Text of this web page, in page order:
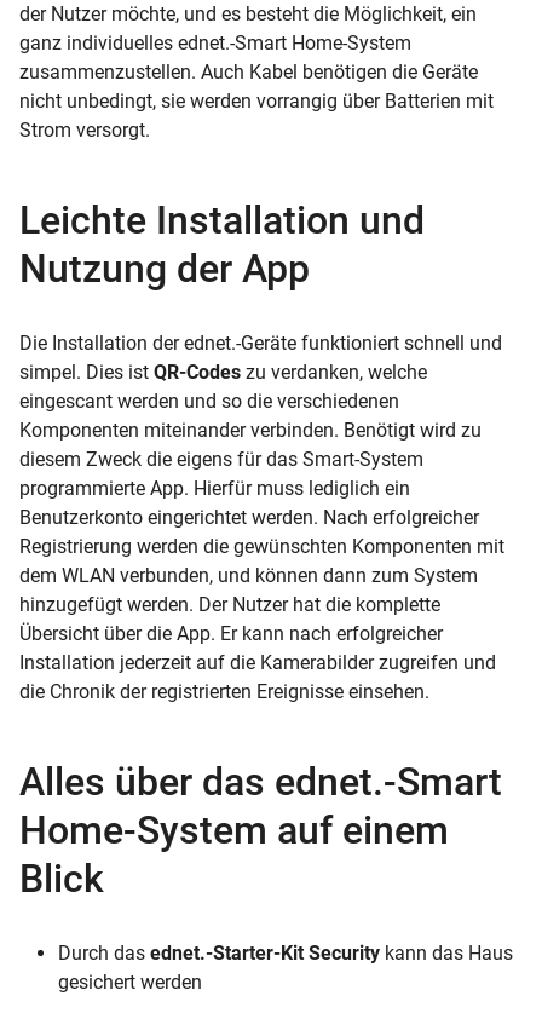
der Nutzer möchte, und es besteht die Möglichkeit, ein
ganz individuelles ednet.-Smart Home-System
zusammenzustellen. Auch Kabel benötigen die Geräte
nicht unbedingt, sie werden vorrangig über Batterien mit
Strom versorgt.
Leichte Installation und
Nutzung der App
Die Installation der ednet.-Geräte funktioniert schnell und
simpel. Dies ist QR-Codes zu verdanken, welche
eingescant werden und so die verschiedenen
Komponenten miteinander verbinden. Benötigt wird zu
diesem Zweck die eigens für das Smart-System
programmierte App. Hierfür muss lediglich ein
Benutzerkonto eingerichtet werden. Nach erfolgreicher
Registrierung werden die gewünschten Komponenten mit
dem WLAN verbunden, und können dann zum System
hinzugefügt werden. Der Nutzer hat die komplette
Übersicht über die App. Er kann nach erfolgreicher
Installation jederzeit auf die Kamerabilder zugreifen und
die Chronik der registrierten Ereignisse einsehen.
Alles über das ednet.-Smart
Home-System auf einem
Blick
Durch das ednet.-Starter-Kit Security kann das Haus
gesichert werden